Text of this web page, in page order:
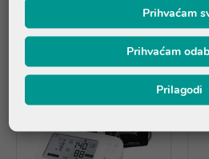
Proizvodi iz
Prihvaćam
Prihvaćam
Prilagodi